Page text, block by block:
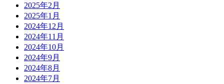
2025年2月
2025年1月
2024年12月
2024年11月
2024年10月
2024年9月
2024年8月
2024年7月